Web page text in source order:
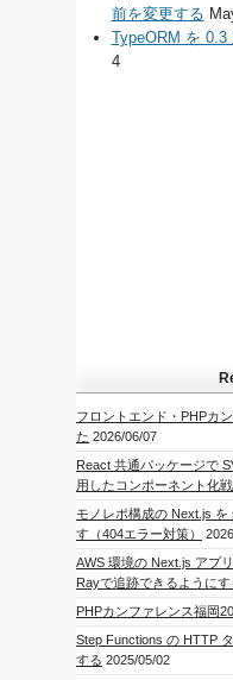
前を変更する
TypeORM を 0.3
4
フロントエンド・PHPカ
た 2026/06/07
React 共通パッケージで
用したコンポーネント化
モノレポ構成の Next.js
す（404エラー対策）
AWS 環境の Next.js アプ
Rayで追跡できるようにす
PHPカンファレンス福岡
Step Functions の HTTP
する 2025/05/02